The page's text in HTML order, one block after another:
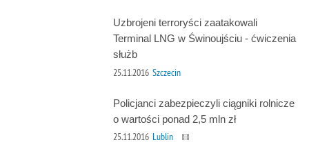
Uzbrojeni terroryści zaatakowali
Terminal LNG w Świnoujściu - ćwiczenia
służb
25.11.2016 Szczecin
Policjanci zabezpieczyli ciągniki rolnicze
o wartości ponad 2,5 mln zł
25.11.2016 Lublin